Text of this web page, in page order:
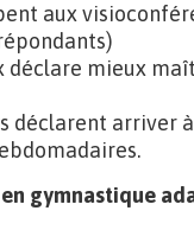
aux
mieux
déclarent arriver
gymnastique